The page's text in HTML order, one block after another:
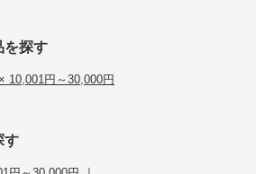
を探す
10,001円～30,000円
す